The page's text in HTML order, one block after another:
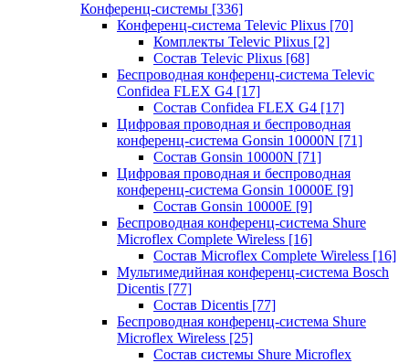
Конференц-системы [336]
Конференц-система Televic Plixus [70]
Комплекты Televic Plixus [2]
Состав Televic Plixus [68]
Беспроводная конференц-система Televic
Confidea FLEX G4 [17]
Состав Confidea FLEX G4 [17]
Цифровая проводная и беспроводная
конференц-система Gonsin 10000N [71]
Состав Gonsin 10000N [71]
Цифровая проводная и беспроводная
конференц-система Gonsin 10000E [9]
Состав Gonsin 10000E [9]
Беспроводная конференц-система Shure
Microflex Complete Wireless [16]
Состав Microflex Complete Wireless [16]
Мультимедийная конференц-система Bosch
Dicentis [77]
Состав Dicentis [77]
Беспроводная конференц-система Shure
Microflex Wireless [25]
Состав системы Shure Microflex